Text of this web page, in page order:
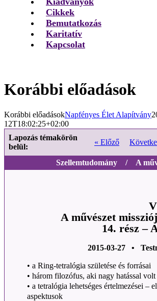
Cikkek
Bemutatkozás
Karitatív
Kapcsolat
Korábbi előadások
Korábbi előadásokNapfényes Élet Alapítvány
12T18:02:25+02:00
Lapozás témakörön
belül:
« Előző
Szellemtudomány / A
A művészet
14. rész –
2015-03-27 •
• a Ring-tetralógia születése és forrásai
• három filozófus, aki nagy hatással
• a tetralógia lehetséges értelmezései –
aspektusok